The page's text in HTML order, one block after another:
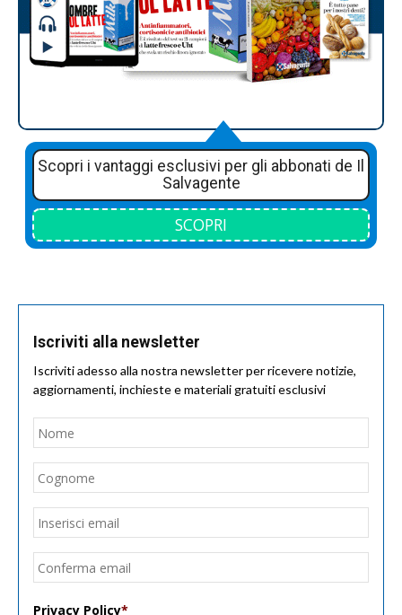
Scopri i vantaggi esclusivi per gli abbonati de Il
Salvagente
SCOPRI
Iscriviti alla newsletter
Iscriviti adesso alla nostra newsletter per ricevere notizie,
aggiornamenti, inchieste e materiali gratuiti esclusivi
Nome
Email
Privacy Policy*